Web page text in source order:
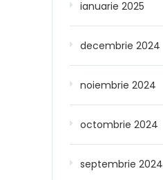
ianuarie 2025
decembrie 2024
noiembrie 2024
octombrie 2024
septembrie 2024